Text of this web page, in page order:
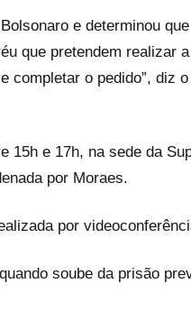
e determinou
que pretendem realizar
completar o pedido”, diz
15h e 17h, na sede da
por Moraes.
por
soube da prisão